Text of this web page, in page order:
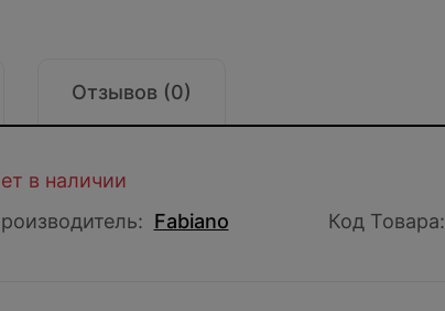
Отзывов (0)
в наличии
Fabiano Код Товара: